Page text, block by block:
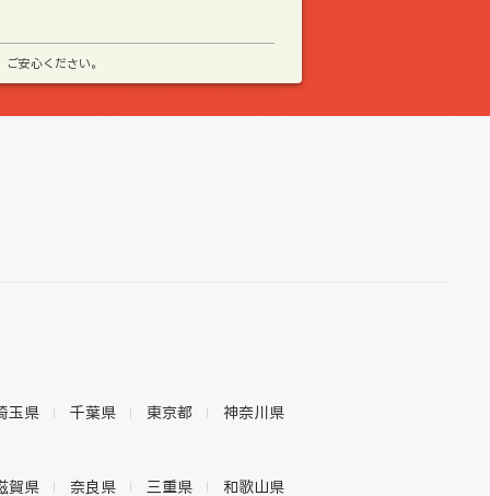
安心ください。
玉県 千葉県 東京都 神奈川県
賀県 奈良県 三重県 和歌山県